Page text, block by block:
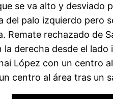
se va alto y desviado
del palo izquierdo pero
Remate rechazado de
la derecha desde el
López con un centro
centro al área tras un